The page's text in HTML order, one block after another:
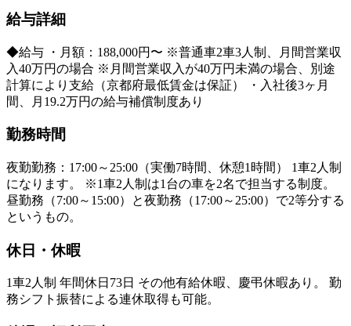
給与詳細
◆給与 ・月額：188,000円〜 ※普通車2車3人制、月間営業収
入40万円の場合 ※月間営業収入が40万円未満の場合、別途
計算により支給（京都府最低賃金は保証） ・入社後3ヶ月
間、月19.2万円の給与補償制度あり
勤務時間
夜勤勤務：17:00～25:00（実働7時間、休憩1時間） 1車2人制
になります。 ※1車2人制は1台の車を2名で担当する制度。
昼勤務（7:00～15:00）と夜勤務（17:00～25:00）で2等分する
というもの。
休日・休暇
1車2人制 年間休日73日 その他有給休暇、慶弔休暇あり。 勤
務シフト振替による連休取得も可能。